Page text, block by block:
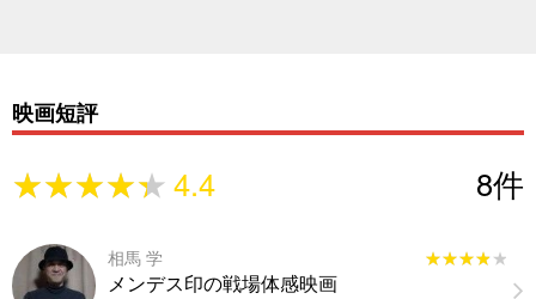
映画短評
★★★★★
★★★★★4.4 8件
相馬 学 ★★★★★
★★★★★
メンデス印の戦場体感映画